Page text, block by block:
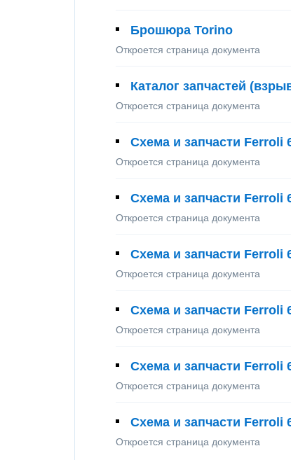
Брошюра Torino
Откроется страница документа
Каталог запчастей
Откроется страница документа
Схема и запчасти Ferroli
Откроется страница документа
Схема и запчасти Ferroli
Откроется страница документа
Схема и запчасти Ferroli
Откроется страница документа
Схема и запчасти Ferroli
Откроется страница документа
Схема и запчасти Ferroli
Откроется страница документа
Схема и запчасти Ferroli
Откроется страница документа